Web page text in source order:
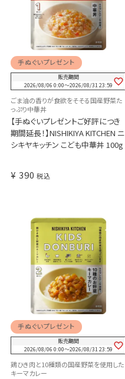
手ぬぐいプレゼント
販売期間
2026/08/06 0:00〜2026/08/31 23:59
ごま油の香りが食欲をそそる国産野菜た
っぷり中華丼
【手ぬぐいプレゼントご好評につき
期間延長！】NISHIKIYA KITCHEN ニ
シキヤキッチン こども中華丼 100g
¥ 390 税込
手ぬぐいプレゼント
販売期間
2026/08/06 0:00〜2026/08/31 23:59
鶏ひき肉と10種類の国産野菜を使用した
キーマカレー